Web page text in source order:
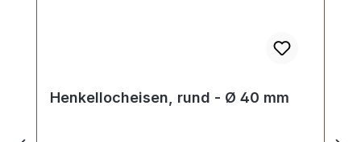
Henkellocheisen, rund - Ø 40 mm